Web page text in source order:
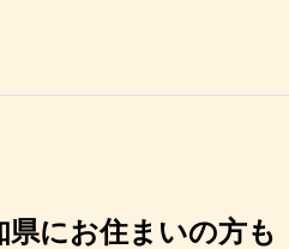
にお住まいの方も